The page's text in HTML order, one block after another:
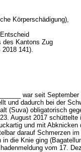
Körperschädigung),
des Kantons Zug
141).
war seit
und dadurch bei der
(Suva) obligatorisch
August 2017 schüttelte
und mit Abknicken
darauf Schmerzen
in die Knie ging
vom 17.